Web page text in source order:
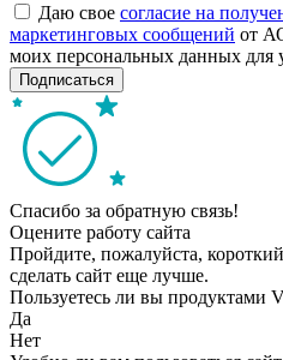
Даю свое согласие на
маркетинговых сообщений от
моих персональных данных для
Подписаться
Спасибо за обратную связь!
Оцените работу сайта
Пройдите, пожалуйста,
сделать сайт еще лучше.
Пользуетесь ли вы продуктами
Да
Нет